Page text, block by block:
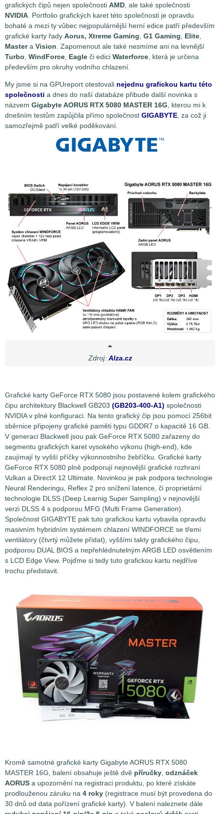
grafických čipů nejen společnosti AMD, ale také společnosti
NVIDIA. Portfolio grafických karet této společnosti je opravdu
bohaté a mezi ty vůbec nejpopulárnější herní edice patří především
grafické karty řady Aorus, Xtreme Gaming, G1 Gaming, Elite,
Mastera Vision. Zapomenout ale také nesmíme ani na levnější
Turbo, WindForce, Eagle či edici Waterforce, která je určena
především pro okruhy vodního chlazení.
My jsme si na GPUreport otestovali nejednu grafickou kartu této
společnosti a dnes do naší databáze přibude další novinka s
názvem Gigabyte AORUS RTX 5080 MASTER 16G, kterou mi k
dnešním testům zapůjčila přímo společnost GIGABYTE, za což ji
samozřejmě patří velké poděkování.
Zdroj: Alza.cz
Grafické karty GeForce RTX 5080 jsou postavené kolem grafického
čipu architektury Blackwell GB203 (GB203-400-A1) společnosti
NVIDIA v plné konfiguraci. Na tento grafický čip jsou pomocí 256bit
sběrnice připojeny grafické paměti typu GDDR7 o kapacitě 16 GB.
V generaci Blackwell jsou pak GeForce RTX 5080 zařazeny do
segmentu grafických karet vysokého výkonu (high-end), kde
zaujímají ty vyšší příčky výkonnostního žebříčku. Grafické karty
GeForce RTX 5080 plně podporují nejnovější grafické rozhraní
Vulkan a DirectX 12 Ultimate. Novinkou je pak podpora technologie
Neural Renderingu, Reflex 2 pro snížení latence, či proprietární
technologie DLSS (Deep Learnig Super Sampling) v nejnovější
verzi DLSS 4 s podporou MFG (Multi Frame Generation).
Společnost GIGABYTE pak tuto grafickou kartu vybavila opravdu
masivním hybridním systémem chlazení WINDFORCE se třemi
ventilátory (čtvrtý můžete přidat), vyššími takty grafického čipu,
podporou DUAL BIOS a nepřehlédnutelným ARGB LED osvětlením
s LCD Edge View. Pojďme si tedy tuto grafickou kartu nejdříve
trochu představit.
Kromě samotné grafické karty Gigabyte AORUS RTX 5080
MASTER 16G, balení obsahuje ještě dvě příručky odznáček
AORUS a upozornění na registraci produktu, po které získáte
prodlouženou záruku na 4 roky (registrace musí být provedena do
30 dnů od data pořízení grafické karty). V balení naleznete dále